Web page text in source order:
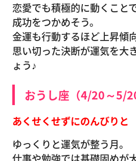
恋愛でも積極的に動くこと
成功をつかめそう。
金運も行動するほど上昇傾
思い切った決断が運気を大
ょう♪
おうし座（4/20～
あくせくせずにのんびりと
ゆっくりと運気が整う月。